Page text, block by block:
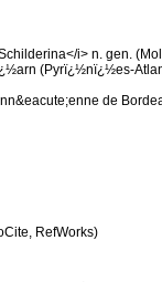
i> n. gen.
(Pyrï¿½nï¿½es-
de
RefWorks)